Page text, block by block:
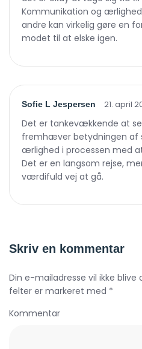
Kommunikation og
andre kan virkelig gøre en
modet til at elske igen.
Sofie L Jespersen 21. april
Det er tankevækkende at
fremhæver betydningen af
ærlighed i processen med
Det er en langsom rejse,
værdifuld vej at gå.
Skriv en kommentar
Din e-mailadresse vil ikke
felter er markeret med *
Kommentar